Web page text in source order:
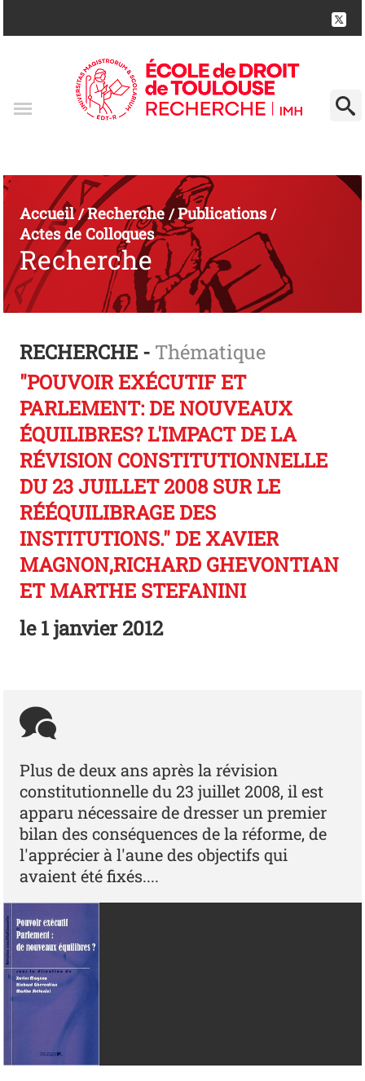
Accueil/Recherche/Publications/
Actes de Colloques
Recherche
RECHERCHE - Thématique
"POUVOIR EXÉCUTIF ET
PARLEMENT: DE NOUVEAUX
ÉQUILIBRES? L'IMPACT DE LA
RÉVISION CONSTITUTIONNELLE
DU 23 JUILLET 2008 SUR LE
RÉÉQUILIBRAGE DES
INSTITUTIONS." DE XAVIER
MAGNON,RICHARD GHEVONTIAN
ET MARTHE STEFANINI
le1 janvier 2012
Plus de deux ans après la révision
constitutionnelle du 23 juillet 2008, il est
apparu nécessaire de dresser un premier
bilan des conséquences de la réforme, de
l'apprécier à l'aune des objectifs qui
avaient été fixés....